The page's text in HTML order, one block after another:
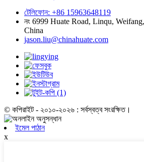
টেলিফোন: +86 15963648119
নং 6999 Huate Road, Linqu,
China
jason.liu@chinahuate.com
© কপিরাইট - ২০১০-২০২৬ : সর্বস্বত্ব সংরক্ষিত।
ইমেল পাঠান
x